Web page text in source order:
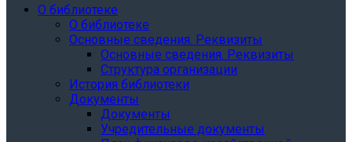
О библиотеке
О библиотеке
Основные сведения. Реквизиты
Основные сведения. Реквизиты
Структура организации
История библиотеки
Документы
Документы
Учредительные документы